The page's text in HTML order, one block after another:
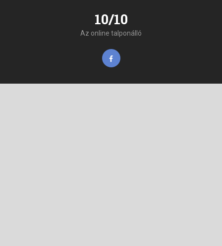
10/10
Az online talponálló